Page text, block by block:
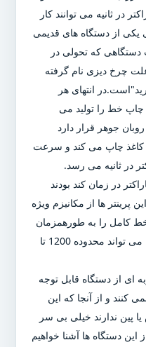
معمول با سرعت 600-100 کاراکتر در ثانیه می توانند کار
یکی از دستگاه های قدیمی
که تحولی در
چرخ دیزی نام گرفته
انتهای هر
چاپ خط را تولید می
جوهر قرار دارد
کاغذ چاپ می کند و سرعت
در زمان کند بودند
پرینتر ها از مکانیزم ویژه
کامل را به طورهمزمان
چاپ کنند و سرعت آنها به طور معمول می تواند محدوده 1200 تا
ای از دستگاه قابل توجه
کنند و از آنجا که این
پین ندارند خیلی بی سر
دستگاه ها آشنا خواهیم